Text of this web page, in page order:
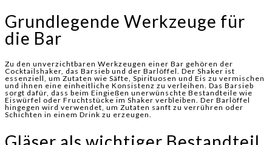
Grundlegende Werkzeuge für
die Bar
Zu den unverzichtbaren Werkzeugen einer Bar gehören der
Cocktailshaker, das Barsieb und der Barlöffel. Der Shaker ist
essenziell, um Zutaten wie Säfte, Spirituosen und Eis zu vermischen
und ihnen eine einheitliche Konsistenz zu verleihen. Das Barsieb
sorgt dafür, dass beim Eingießen unerwünschte Bestandteile wie
Eiswürfel oder Fruchtstücke im Shaker verbleiben. Der Barlöffel
hingegen wird verwendet, um Zutaten sanft zu verrühren oder
Schichten in einem Drink zu erzeugen.